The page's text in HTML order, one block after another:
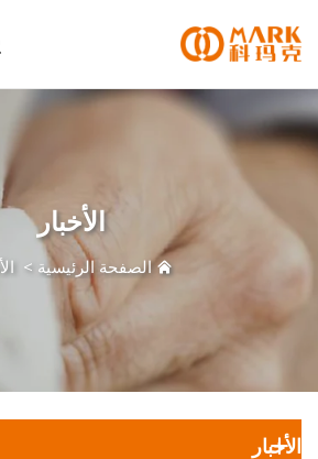
الأخبار
الصفحة الرئيسية>الأخبار